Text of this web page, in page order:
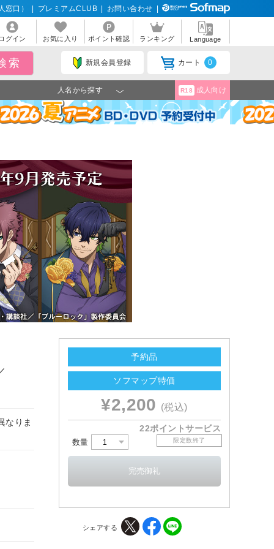
窓口） プレミアムCLUB お問い合わせ
グイン お気に入り ポイント確認 ランキング Language
新規会員登録 カート 0
人名から探す R18 成人向け
なりま
予約品
ソフマップ特価
¥2,200 (税込)
22ポイントサービス
数量 限定数終了
シェアする